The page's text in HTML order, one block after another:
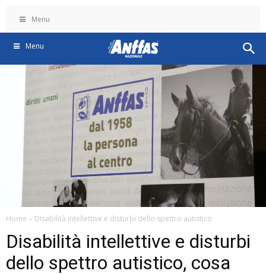
Menu
Menu
Home Disabilità intellettive e disturbi dello spettro autistico
Disabilità intellettive e disturbi
dello spettro autistico, cosa